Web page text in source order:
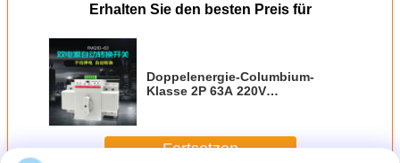
Erhalten Sie den besten Preis für
Doppelenergie-Columbium-
Klasse 2P 63A 220V
Fortsetzen